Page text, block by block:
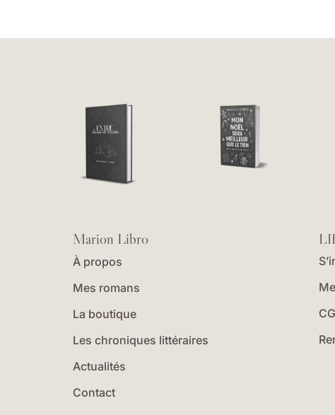
Marion Libro
À propos
Mes romans
La boutique
Les chroniques littéraires
Actualités
Contact